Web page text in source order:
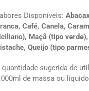
Disponíveis:
Café, Canela,
Maçã (tipo
Queijo (tipo
quantidade sugerida de
de massa ou